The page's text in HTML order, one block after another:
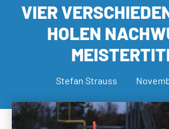
VIER
HOLEN
Stefan Strauss